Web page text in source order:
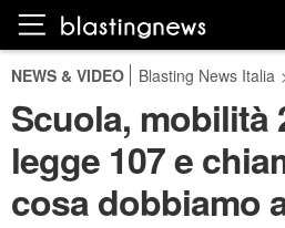
NEWS & VIDEO Blasting News Italia
Scuola, mobilità
legge 107 e
cosa dobbiamo